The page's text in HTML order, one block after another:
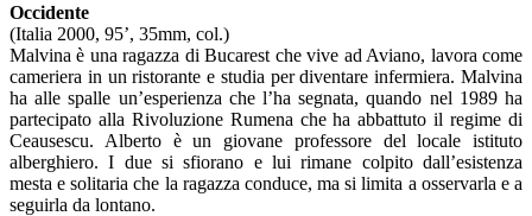
Occidente
(Italia 2000, 95’, 35mm, col.)
Malvina è una ragazza di Bucarest che vive ad Aviano, lavora come
cameriera in un ristorante e studia per diventare infermiera. Malvina
ha alle spalle un’esperienza che l’ha segnata, quando nel 1989 ha
partecipato alla Rivoluzione Rumena che ha abbattuto il regime di
Ceausescu. Alberto è un giovane professore del locale istituto
alberghiero. I due si sfiorano e lui rimane colpito dall’esistenza
mesta e solitaria che la ragazza conduce, ma si limita a osservarla e a
seguirla da lontano.